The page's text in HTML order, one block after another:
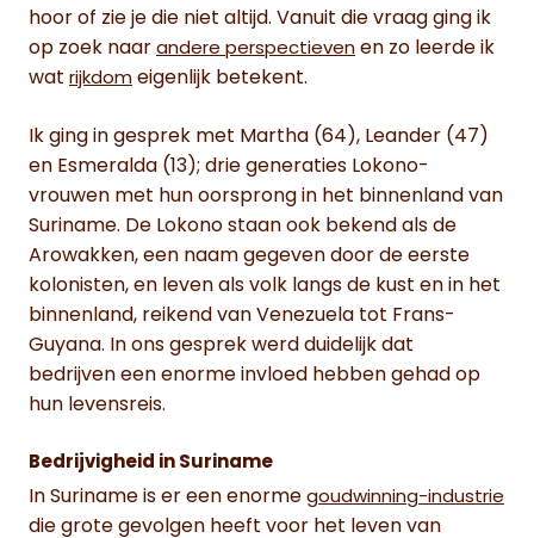
hoor of zie je die niet altijd. Vanuit die vraag ging ik
op zoek naar andere perspectieven en zo leerde ik
wat rijkdom eigenlijk betekent.
Ik ging in gesprek met Martha (64), Leander (47)
en Esmeralda (13); drie generaties Lokono-
vrouwen met hun oorsprong in het binnenland van
Suriname. De Lokono staan ook bekend als de
Arowakken, een naam gegeven door de eerste
kolonisten, en leven als volk langs de kust en in het
binnenland, reikend van Venezuela tot Frans-
Guyana. In ons gesprek werd duidelijk dat
bedrijven een enorme invloed hebben gehad op
hun levensreis.
Bedrijvigheid in Suriname
In Suriname is er een enorme goudwinning-industrie
die grote gevolgen heeft voor het leven van